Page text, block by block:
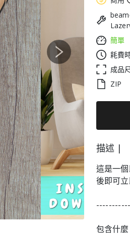
Next
簡單
耗費
成品
ZIP
描述 |
這是一
後即可
包含什麼